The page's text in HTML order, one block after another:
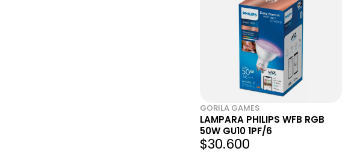
GORILA GAMES
LAMPARA PHILIPS WFB RGB
50W GU10 1PF/6
$30.600